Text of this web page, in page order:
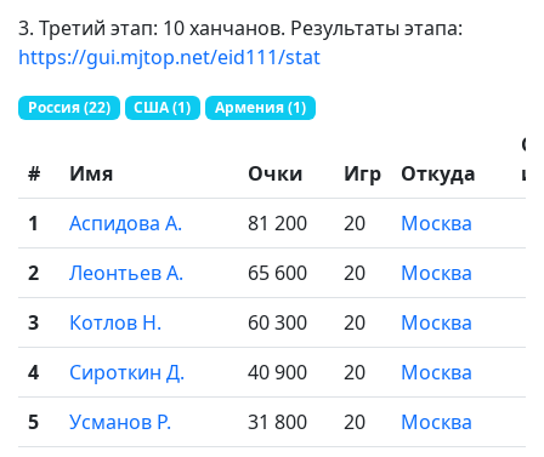
3. Третий этап: 10 ханчанов. Результаты этапа:
https://gui.mjtop.net/eid111/stat
Россия (22) США (1) Армения (1)
# Имя Очки Игр Откуда
1
Аспидова А. 81 200 20
Москва
2
Леонтьев А. 65 600 20
Москва
3
Котлов Н. 60 300 20
Москва
4
Сироткин Д. 40 900 20
Москва
5
Усманов Р. 31 800 20
Москва